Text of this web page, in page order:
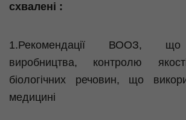
схвалені :
1.Рекомендації ВООЗ, що
виробництва, контролю
біологічних речовин, що
медицині